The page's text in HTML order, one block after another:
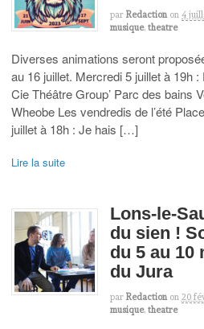
par Redaction on 4
musique, theatre
Diverses animations seront
au 16 juillet. Mercredi 5 juillet à 19h
Cie Théâtre Group’ Parc des bains
Wheobe Les vendredis de l’été
juillet à 18h : Je hais […]
Lire la suite
Lons-le-
du sien !
du 5 au 10
du Jura
par Redaction on 20
musique, theatre